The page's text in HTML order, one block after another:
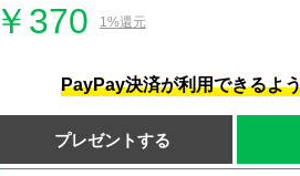
￥370 1%還元
PayPay決済が利用できるよ
プレゼントする